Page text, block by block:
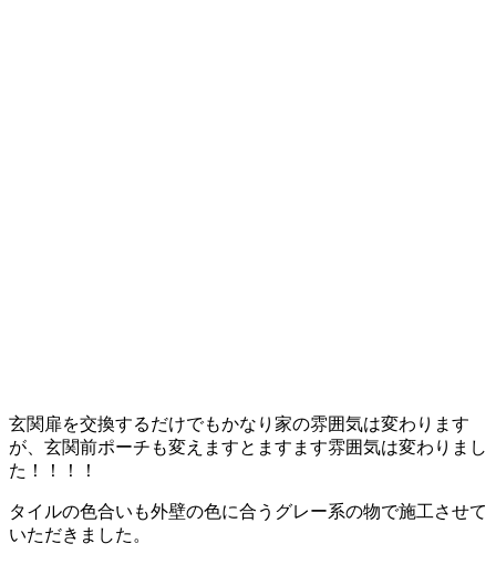
玄関扉を交換するだけでもかなり家の雰囲気は変わります
が、玄関前ポーチも変えますとますます雰囲気は変わりまし
た！！！！
タイルの色合いも外壁の色に合うグレー系の物で施工させて
いただきました。